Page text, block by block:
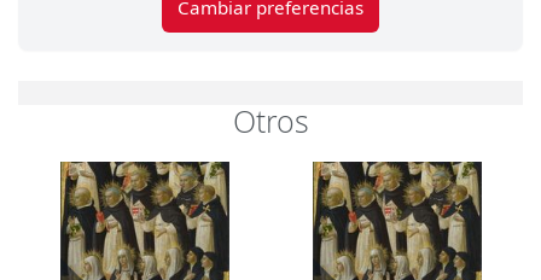
Cambiar preferencias
Otros